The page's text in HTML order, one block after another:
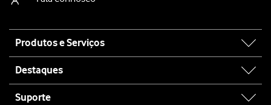
map
Produtos e Serviços
Destaques
Suporte